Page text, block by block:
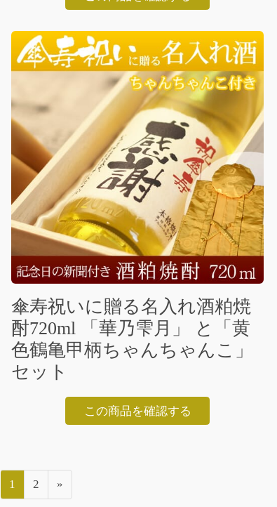
傘寿祝いに贈る名入れ酒粕焼
酎720ml 「華乃雫月」 と「黄
色鶴亀甲柄ちゃんちゃんこ」
セット
この商品を確認する
投
固
定
1
固
定
2 »